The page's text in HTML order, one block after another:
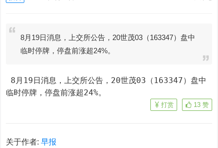
8月19日消息，上交所公告，20世茂03（163347）盘中
临时停牌，停盘前涨超24%。
临时停牌，停盘前涨超24%。
13 赞
打赏
关于作者:早报